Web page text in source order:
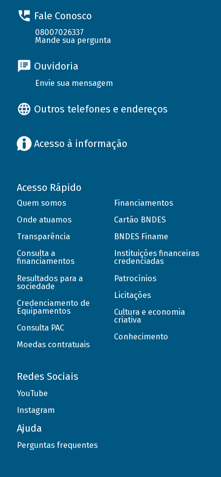
Fale Conosco
08007026337
Mande sua pergunta
Ouvidoria
Envie sua mensagem
Outros telefones e endereços
Acesso à informação
Acesso Rápido
Quem somos
Onde atuamos
Transparência
Consulta a
financiamentos
Resultados para a
sociedade
Credenciamento de
Equipamentos
Consulta PAC
Moedas contratuais
Financiamentos
Cartão BNDES
BNDES Finame
Instituições financeiras
credenciadas
Patrocínios
Licitações
Cultura e economia
criativa
Conhecimento
Redes Sociais
YouTube
Instagram
Ajuda
Perguntas frequentes